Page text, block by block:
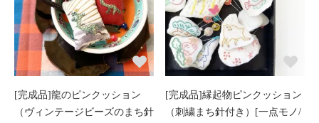
[完成品]龍のピンクッション
（ヴィンテージビーズのまち針
[完成品]縁起物ピンクッション
（刺繍まち針付き）[一点モノ/